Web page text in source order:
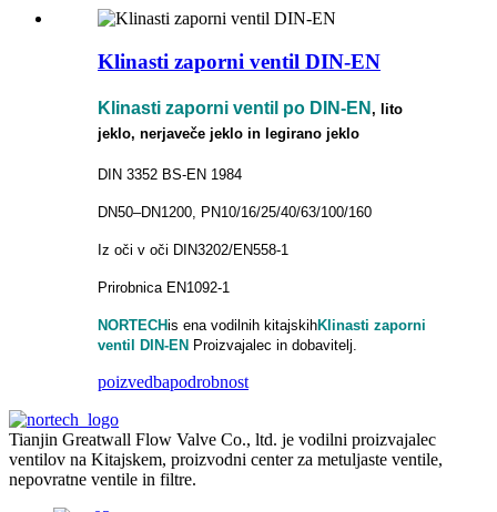
Klinasti zaporni ventil DIN-EN
Klinasti zaporni ventil po DIN-EN , lito
jeklo, nerjaveče jeklo in legirano jeklo
DIN 3352 BS-EN 1984
DN50–DN1200, PN10/16/25/40/63/100/160
Iz oči v oči DIN3202/EN558-1
Prirobnica EN1092-1
NORTECHis ena vodilnih kitajskihKlinasti zaporni
ventil DIN-EN Proizvajalec in dobavitelj.
poizvedbapodrobnost
Tianjin Greatwall Flow Valve Co., ltd. je vodilni proizvajalec
ventilov na Kitajskem, proizvodni center za metuljaste ventile,
nepovratne ventile in filtre.